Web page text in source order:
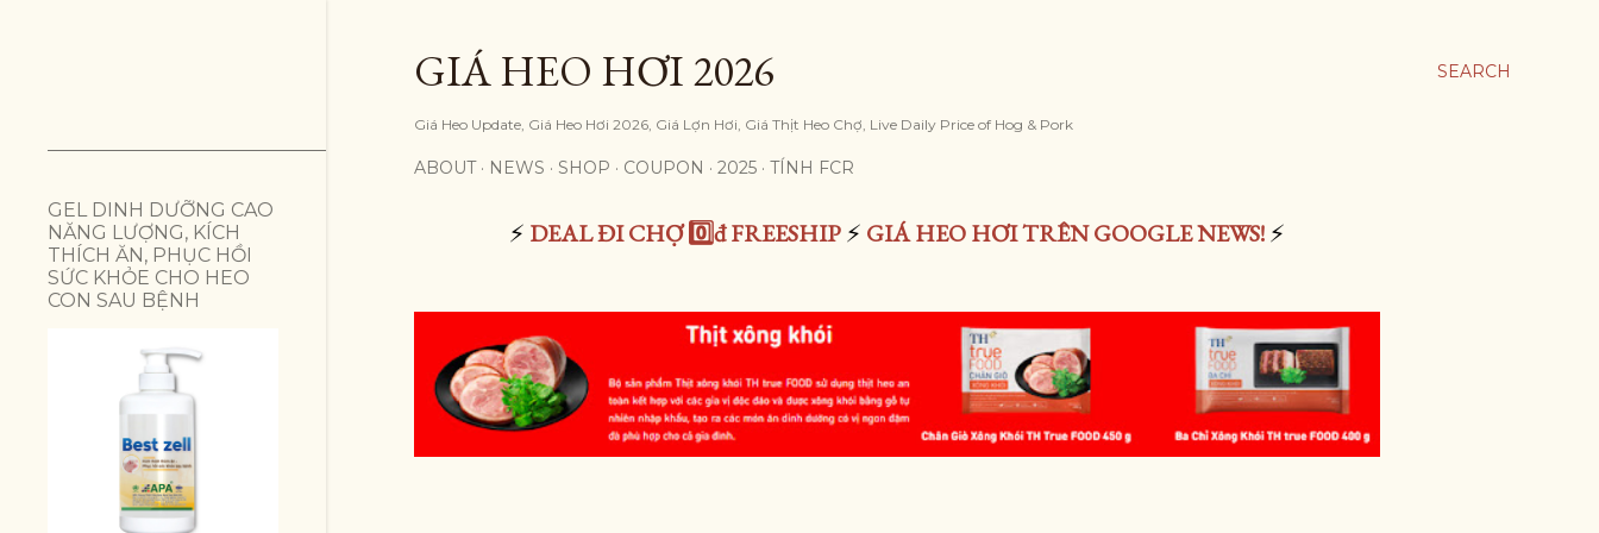
SEARCH
GIÁ HEO HƠI 2026
Giá Heo Update, Giá Heo Hơi 2026, Giá Lợn Hơi, Giá Thịt Heo Chợ, Live Daily Price of Hog & Pork
ABOUT NEWS SHOP COUPON 2025 TÍNH FCR
⚡ DEAL ĐI CHỢ 0️⃣đ FREESHIP⚡ GIÁ HEO HƠI TRÊN GOOGLE NEWS!⚡
GEL DINH DƯỠNG CAO
NĂNG LƯỢNG, KÍCH
THÍCH ĂN, PHỤC HỒI
SỨC KHỎE CHO HEO
CON SAU BỆNH